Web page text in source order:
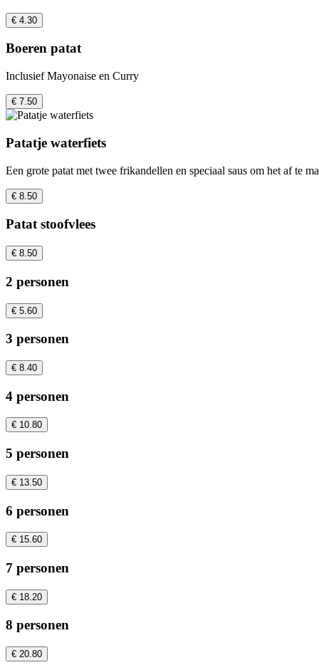
€ 4.30
Boeren patat
Inclusief Mayonaise en Curry
€ 7.50
Patatje waterfiets
Een grote patat met twee frikandellen en speciaal saus om het af te
€ 8.50
Patat stoofvlees
€ 8.50
2 personen
€ 5.60
3 personen
€ 8.40
4 personen
€ 10.80
5 personen
€ 13.50
6 personen
€ 15.60
7 personen
€ 18.20
8 personen
€ 20.80